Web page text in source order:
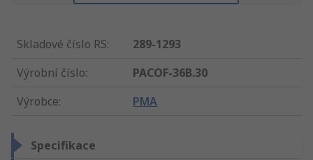
Skladové číslo RS:
289-1293
Výrobní číslo:
PACOF-36B.30
Výrobce: PMA
Specifikace